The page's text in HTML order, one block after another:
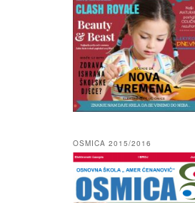
OSMICA 2015/2016